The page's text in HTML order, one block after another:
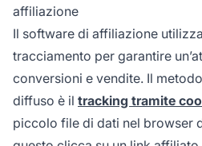
affiliazione
Il software di affiliazione
tracciamento per garantire
conversioni e vendite. Il
diffuso è il tracking tramite
piccolo file di dati nel browser